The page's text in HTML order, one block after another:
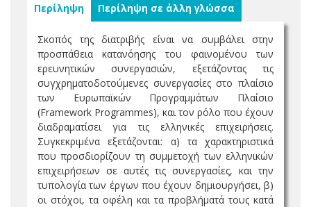
Περίληψη Περίληψη σε άλλη γλώσσα
Σκοπός της διατριβής είναι να συμβάλει στην
προσπάθεια κατανόησης του φαινομένου των
ερευνητικών συνεργασιών, εξετάζοντας τις
συγχρηματοδοτούμενες συνεργασίες στο πλαίσιο
των Ευρωπαϊκών Προγραμμάτων Πλαίσιο
(Framework Programmes), και τον ρόλο που έχουν
διαδραματίσει για τις ελληνικές επιχειρήσεις.
Συγκεκριμένα εξετάζονται: α) τα χαρακτηριστικά
που προσδιορίζουν τη συμμετοχή των ελληνικών
επιχειρήσεων σε αυτές τις συνεργασίες, και την
τυπολογία των έργων που έχουν δημιουργήσει, β)
οι στόχοι, τα οφέλη και τα προβλήματά τους κατά